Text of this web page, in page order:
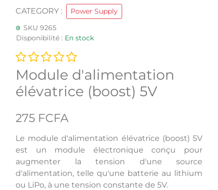
CATEGORY :
Power Supply
SKU 9265
Disponibilité : En stock
Module d'alimentation
élévatrice (boost) 5V
275 FCFA
Le module d'alimentation élévatrice (boost) 5V
est un module électronique conçu pour
augmenter la tension d'une source
d'alimentation, telle qu'une batterie au lithium
ou LiPo, à une tension constante de 5V.